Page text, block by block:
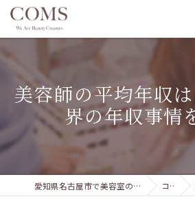
美容師の平均年収
界の年収事情
愛知県名古屋市で美容室の求人ならCOMSグループ 本部 コラム